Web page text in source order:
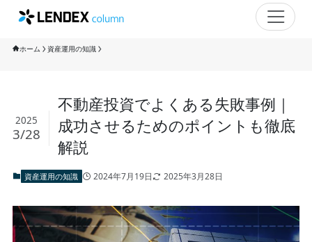
ホーム 資産運用の知識
不動産投資でよくある失敗事例｜
成功させるためのポイントも徹底
解説
2025
3/28
資産運用の知識 2024年7月19日 2025年3月28日